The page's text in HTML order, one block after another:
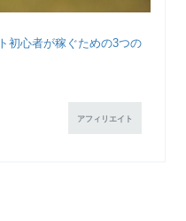
初心者が稼ぐための3つの
アフィリエイト